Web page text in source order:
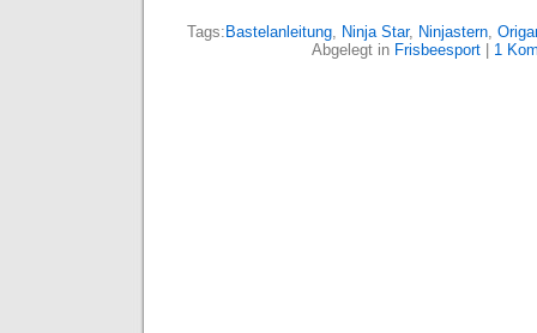
Tags: Bastelanleitung, Ninja Star, Ninjastern,
Abgelegt in Frisbeesport| 1